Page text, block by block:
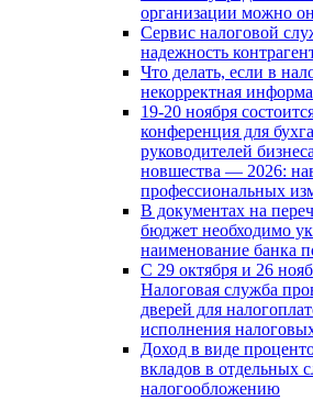
организации можно
Сервис налоговой
надежность
Что делать, если в
некорректная
19-20 ноября
конференция для
руководителей
новшества — 2026:
профессиональных
В документах на
бюджет необходимо
наименование банка
С 29 октября и 26
Налоговая служба
дверей для
исполнения
Доход в виде
вкладов в отдельных
налогообложению